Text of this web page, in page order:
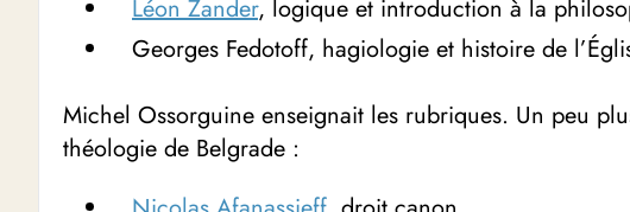
Léon Zander, logique et introduction à la
Georges Fedotoff, hagiologie et histoire de
Michel Ossorguine enseignait les rubriques. Un peu
théologie de Belgrade :